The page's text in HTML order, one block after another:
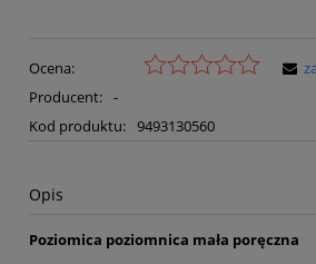
Ocena:
Producent: -
Kod produktu: 9493130560
Opis
Poziomica poziomnica mała poręczna